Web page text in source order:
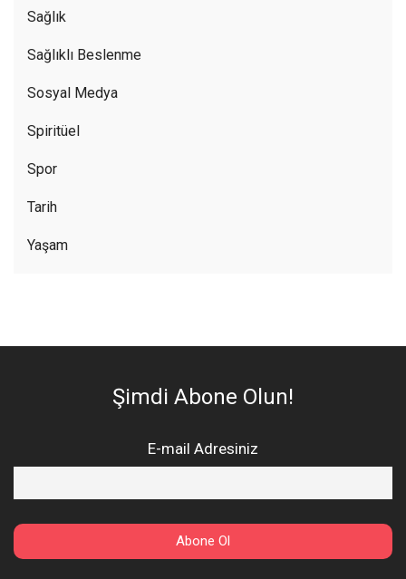
Sağlık
Sağlıklı Beslenme
Sosyal Medya
Spiritüel
Spor
Tarih
Yaşam
Şimdi Abone Olun!
E-mail Adresiniz